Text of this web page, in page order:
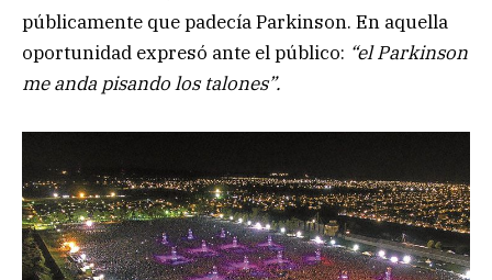
públicamente que padecía Parkinson. En aquella
oportunidad expresó ante el público: “el Parkinson
me anda pisando los talones”.